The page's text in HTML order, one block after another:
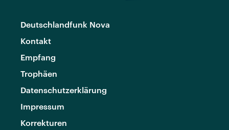
Deutschlandfunk Nova
Kontakt
Empfang
Trophäen
Datenschutzerklärung
Impressum
Korrekturen